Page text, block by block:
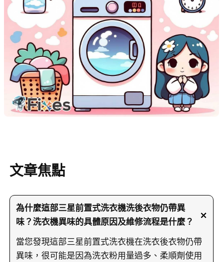
文章焦點
為什麼這部三星前置式洗衣機洗後衣物仍帶異
味？洗衣機異味的具體原因及維修流程是什麼？
當您發現這部三星前置式洗衣機在洗衣後衣物仍帶
異味，很可能是因為洗衣粉用量過多、柔順劑使用